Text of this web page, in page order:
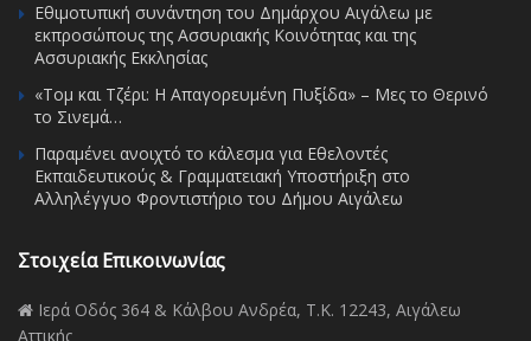
Εθιμοτυπική συνάντηση του Δημάρχου Αιγάλεω με
εκπροσώπους της Ασσυριακής Κοινότητας και της
Ασσυριακής Εκκλησίας
«Τομ και Τζέρι: Η Απαγορευμένη Πυξίδα» – Μες το Θερινό
το Σινεμά…
Παραμένει ανοιχτό το κάλεσμα για Εθελοντές
Εκπαιδευτικούς & Γραμματειακή Υποστήριξη στο
Αλληλέγγυο Φροντιστήριο του Δήμου Αιγάλεω
Στοιχεία Επικοινωνίας
Ιερά Οδός 364 & Κάλβου Ανδρέα, Τ.Κ. 12243, Αιγάλεω
Αττικής